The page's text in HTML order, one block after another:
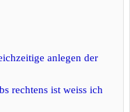
anlegen der
rechtens ist weiss ich